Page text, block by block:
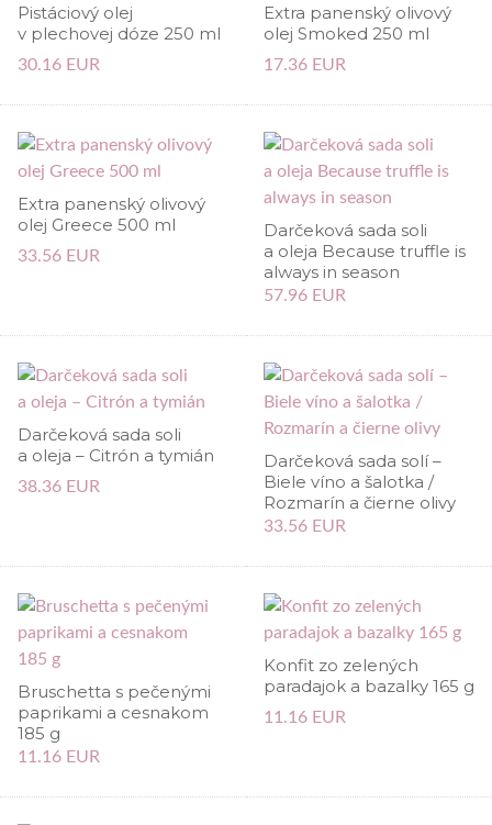
Pistáciový olej
v plechovej dóze 250 ml
30.16 EUR
Extra panenský olivový
olej Smoked 250 ml
17.36 EUR
Extra panenský olivový
olej Greece 500 ml
33.56 EUR
Darčeková sada soli
a oleja Because truffle is
always in season
57.96 EUR
Darčeková sada soli
a oleja – Citrón a tymián
38.36 EUR
Darčeková sada solí –
Biele víno a šalotka /
Rozmarín a čierne olivy
33.56 EUR
Bruschetta s pečenými
paprikami a cesnakom
185 g
11.16 EUR
Konfit zo zelených
paradajok a bazalky 165 g
11.16 EUR